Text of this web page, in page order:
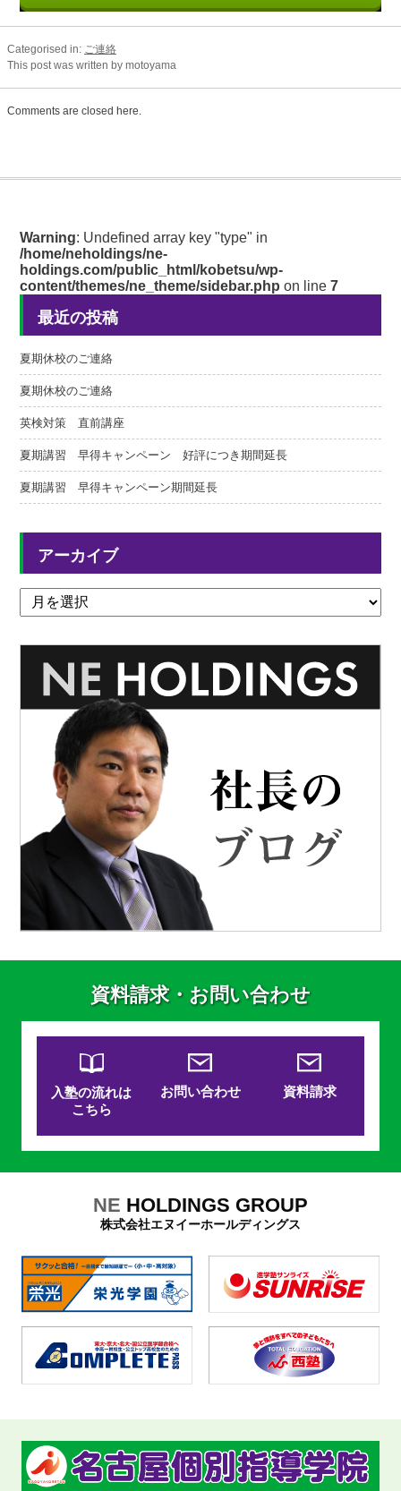
Categorised in: ご連絡
This post was written by motoyama
Comments are closed here.
Warning: Undefined array key "type" in
/home/neholdings/ne-
holdings.com/public_html/kobetsu/wp-
content/themes/ne_theme/sidebar.php on line7
最近の投稿
夏期休校のご連絡
夏期休校のご連絡
英検対策 直前講座
夏期講習 早得キャンペーン 好評につき期間延長
夏期講習 早得キャンペーン期間延長
アーカイブ
ー
資料請求・お問い合わせ
入塾の流れは
こちら
お問い合わせ 資料請求
NE HOLDINGS GROUP
株式会社エヌイーホールディングス